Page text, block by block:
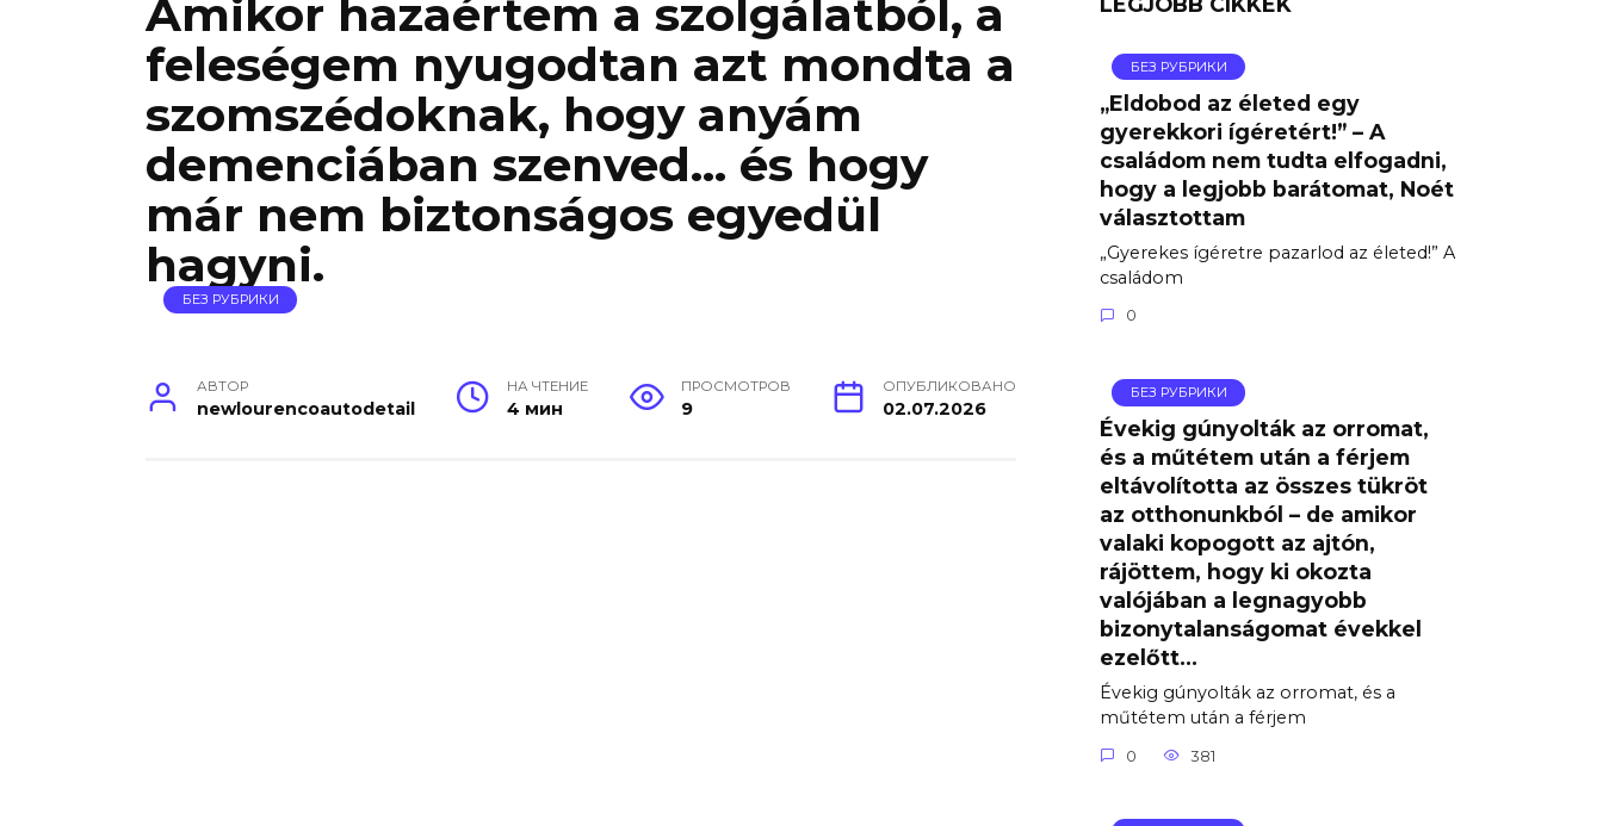
Amikor hazaértem a szolgálatból, a
feleségem nyugodtan azt mondta a
szomszédoknak, hogy anyám
demenciában szenved… és hogy
már nem biztonságos egyedül
hagyni.
БЕЗ РУБРИКИ
АВТОР
newlourencoautodetail
НА ЧТЕНИЕ
4 мин
ПРОСМОТРОВ
9
ОПУБЛИКОВАНО
02.07.2026
БЕЗ РУБРИКИ
„Eldobod az életed egy
gyerekkori ígéretért!” – A
családom nem tudta elfogadni,
hogy a legjobb barátomat, Noét
választottam
„Gyerekes ígéretre pazarlod az életed!” A
családom
0
БЕЗ РУБРИКИ
Évekig gúnyolták az orromat,
és a műtétem után a férjem
eltávolította az összes tükröt
az otthonunkból – de amikor
valaki kopogott az ajtón,
rájöttem, hogy ki okozta
valójában a legnagyobb
bizonytalanságomat évekkel
ezelőtt…
Évekig gúnyolták az orromat, és a
műtétem után a férjem
0 381